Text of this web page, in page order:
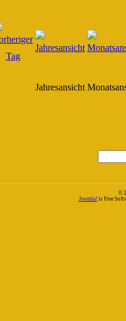
Jahresansicht
©
Joomla! is Free